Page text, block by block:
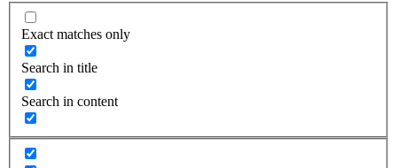
Exact matches only
Search in title
Search in content